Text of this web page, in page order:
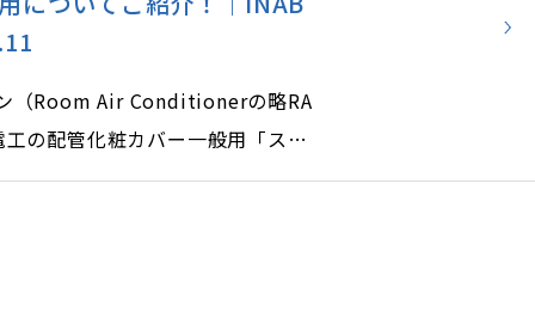
（Room Air Conditionerの略RA
の配管化粧カバー一般用「スリ
ズ」は、3種類あることをご存じ